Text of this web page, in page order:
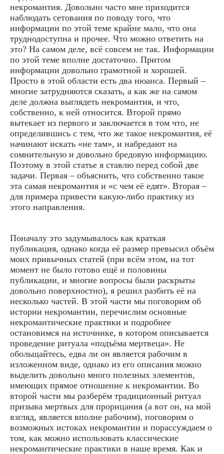
некромантия. Довольно часто мне приходится
наблюдать сетования по поводу того, что
информации по этой теме крайне мало, что она
труднодоступна и прочее. Что можно ответить на
это? На самом деле, всё совсем не так. Информации
по этой теме вполне достаточно. Притом
информации довольно грамотной и хорошей.
Просто в этой области есть два нюанса. Первый –
многие затрудняются сказать, а как же на самом
деле должна выглядеть некромантия, и что,
собственно, к ней относится. Второй прямо
вытекает из первого и заключается в том что, не
определившись с тем, что же такое некромантия, её
начинают искать «не там», и набредают на
сомнительную и довольно бредовую информацию.
Поэтому в этой статье я ставлю перед собой две
задачи. Первая – объяснить, что собственно такое
эта самая некромантия и «с чем её едят». Вторая –
для примера привести какую-либо практику из
этого направления.
Поначалу это задумывалось как краткая
публикация, однако когда её размер превысил объём
моих привычных статей (при всём этом, на тот
момент не было готово ещё и половины
публикации, и многие вопросы были раскрыты
довольно поверхностно), я решил разбить её на
несколько частей. В этой части мы поговорим об
истории некромантии, перечислим основные
некромантические практики и подробнее
остановимся на источнике, в котором описывается
проведение ритуала «подъёма мертвеца». Не
обольщайтесь, едва ли он является рабочим в
изложенном виде, однако из его описания можно
выделить довольно много полезных элементов,
имеющих прямое отношение к некромантии. Во
второй части мы разберём традиционный ритуал
призыва мертвых для прорицания (а вот он, на мой
взгляд, является вполне рабочим), поговорим о
возможных истоках некромантии и порассуждаем о
том, как можно использовать классические
некромантические практики в наше время. Как и